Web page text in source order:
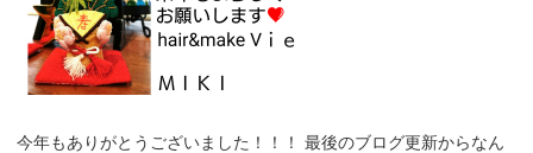
今年もありがとうございました！！！ 最後のブログ更新からなん